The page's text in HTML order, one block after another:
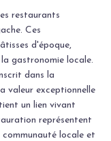
restaurants
Ces
d'époque,
gastronomie locale.
dans la
valeur exceptionnelle
un lien vivant
représentent
communauté locale et